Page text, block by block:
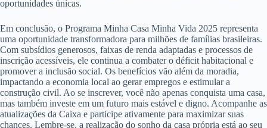
oportunidades únicas.
Em conclusão, o Programa Minha Casa Minha Vida 2025 representa
uma oportunidade transformadora para milhões de famílias brasileiras.
Com subsídios generosos, faixas de renda adaptadas e processos de
inscrição acessíveis, ele continua a combater o déficit habitacional e
promover a inclusão social. Os benefícios vão além da moradia,
impactando a economia local ao gerar empregos e estimular a
construção civil. Ao se inscrever, você não apenas conquista uma casa,
mas também investe em um futuro mais estável e digno. Acompanhe as
atualizações da Caixa e participe ativamente para maximizar suas
chances. Lembre-se, a realização do sonho da casa própria está ao seu